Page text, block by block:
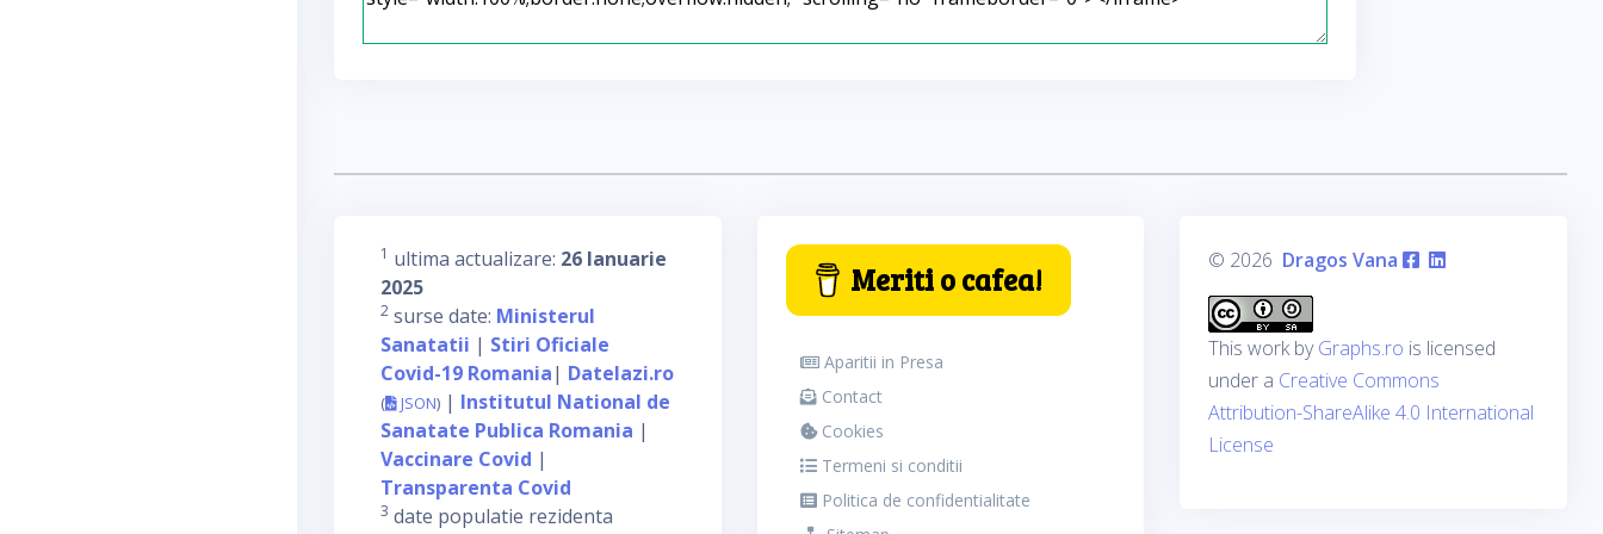
1 ultima actualizare: 26 Ianuarie
2025
2 surse date: Ministerul
Sanatatii | Stiri Oficiale
Covid-19 Romania| Datelazi.ro
( JSON) | Institutul National de
Sanatate Publica Romania |
Vaccinare Covid |
Transparenta Covid
3 date populatie rezidenta
Meriti o cafea!
Aparitii in Presa
Contact
Cookies
Termeni si conditii
Politica de confidentialitate
© 2026 Dragos Vana
This work byGraphs.ro is licensed
under a Creative Commons
Attribution-ShareAlike 4.0 International
License